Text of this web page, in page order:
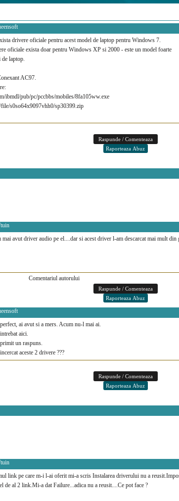
drivere oficiale pentru acest model de laptop pentru Windows 7.
oficiale exista doar pentru Windows XP si 2000 - este un model foarte
de laptop.
AC97.
ibmdl/pub/pc/pccbbs/mobiles/8fa105ww.exe
s0so64x9097vhh0/sp30399.zip
mai avut driver audio pe el....dar si acest driver l-am descarcat mai mult
Comentariul autorului
ai avut si a mers. Acum nu-l mai ai.
aici.
un raspuns.
aceste 2 drivere ???
link pe care m-i l-ai oferit mi-a scris Instalarea driverului nu a
de al 2 link.Mi-a dat Failure...adica nu a reusit....Ce pot face ?